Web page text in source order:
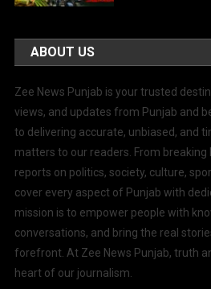
ABOUT US
Zee News Punjab is your trusted
views, and updates from Punjab and
to delivering accurate, unbiased, and
matters to our readers. From
reports on politics, society, culture,
cover every aspect of Punjab with
mission is to empower people with
conversations, and bring the real
forefront. At Zee News Punjab, truth
heart of our journalism.